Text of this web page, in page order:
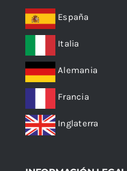
España
Italia
Alemania
Francia
Inglaterra